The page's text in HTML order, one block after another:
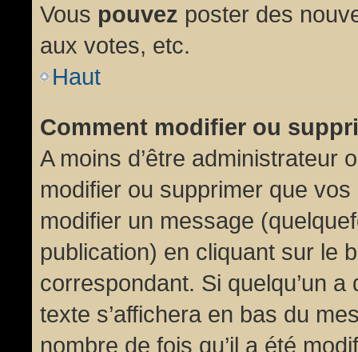
Vous pouvez poster des
aux votes, etc.
Haut
Comment modifier ou
A moins d’être administrateur
modifier ou supprimer que
modifier un message
publication) en cliquant sur le
correspondant. Si quelqu’un
texte s’affichera en bas du
nombre de fois qu’il a été